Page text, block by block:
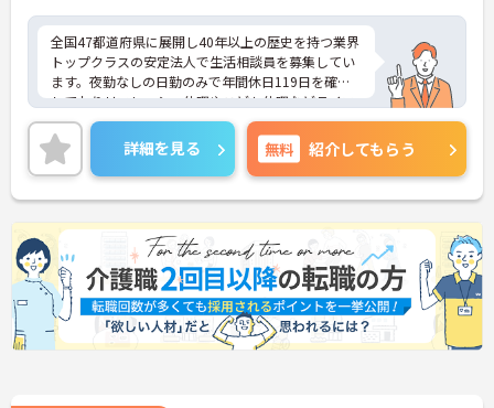
全国47都道府県に展開し40年以上の歴史を持つ業界
トップクラスの安定法人で生活相談員を募集してい
ます。夜勤なしの日勤のみで年間休日119日を確保
しておりリフレッシュ休暇やこども休暇などライフ
ステージに合わせた働き方が可能です。処遇改善手
当の全額還元や実績最大185万円の賞与に加え配偶
者1万円などの手厚い扶養手当をご用意しています。
独自の福利厚生制度によるお祝い金や宿泊費補助な
どスタッフの生活を支える制度も充実しています。
髪色やネイルも自由でご自身の個性を大切にしなが
らのびのびと働ける風通しの良い職場です。階層別
研修や資格取得支援制度が整っているため有資格者
の方がこれまでのご経験を活かしながら将来の管理
職やスペシャリストへと着実にキャリアアップを目
指せるやりがいのある環境です。
詳細を見る 無料 紹介してもらう